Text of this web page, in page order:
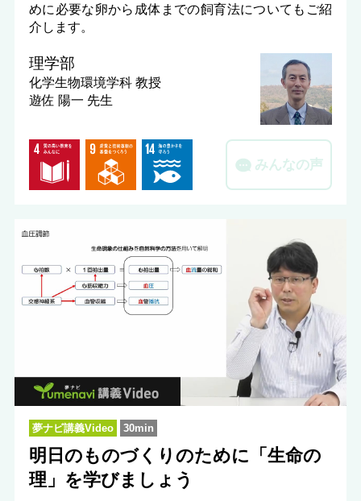
めに必要な卵から成体までの飼育法についてもご紹
介します。
理学部
化学生物環境学科 教授
遊佐 陽一 先生
みんなの声
夢ナビ講義Video 30min
明日のものづくりのために「生命の
理」を学びましょう